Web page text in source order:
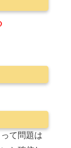
て問題は